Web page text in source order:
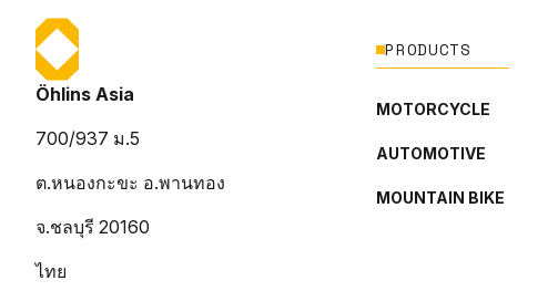
Öhlins Asia
700/937 ม.5
ต.หนองกะขะ อ.พานทอง
จ.ชลบุรี 20160
ไทย
PRODUCTS
MOTORCYCLE
AUTOMOTIVE
MOUNTAIN BIKE